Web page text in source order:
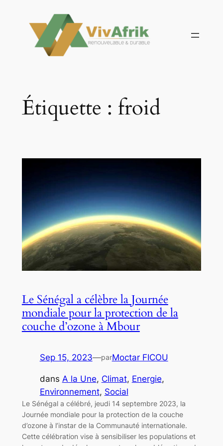
contenu
Étiquette : froid
Le Sénégal a célèbre la Journée
mondiale pour la protection de la
couche d’ozone à Mbour
Sep 15, 2023—parMoctar FICOU
dans A la Une, Climat, Energie
Environnement, Social
Le Sénégal a célébré, jeudi 14 septembre 2023, la
Journée mondiale pour la protection de la couche
d’ozone à l’instar de la Communauté internationale.
Cette célébration vise à sensibiliser les populations et